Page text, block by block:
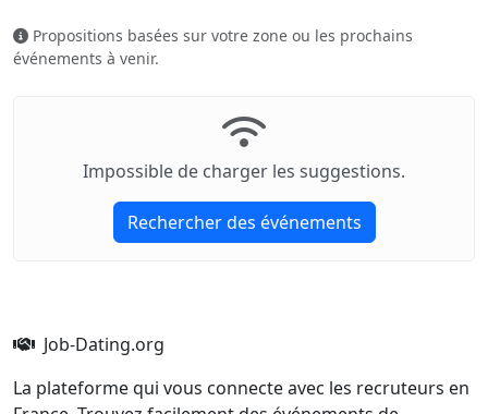
Propositions basées sur votre zone ou les prochains
événements à venir.
Impossible de charger les suggestions.
Rechercher des événements
Job-Dating.org
La plateforme qui vous connecte avec les recruteurs en